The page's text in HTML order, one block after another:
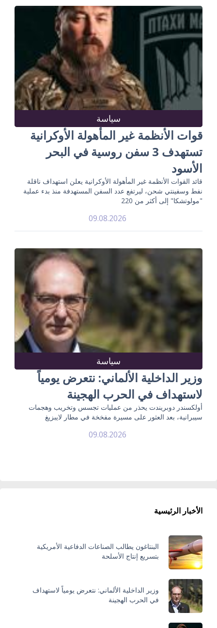
سياسة
قوات الأنظمة غير المأهولة الأوكرانية
تستهدف 3 سفن روسية في البحر
الأسود
قائد القوات الأنظمة غير المأهولة الأوكرانية يعلن استهداف ناقلة
نفط وسفينتي شحن، ليرتفع عدد السفن المستهدفة منذ بدء عملية
"مولوتشكا" إلى أكثر من 220
09.08.2026
سياسة
وزير الداخلية الألماني: نتعرض يومياً
لاستهداف في الحرب الهجينة
أولكسندر دوبريندت يحذر من عمليات تجسس وتخريب وهجمات
سيبرانية، بعد العثور على مسيرة مفخخة في مطار لايبزيغ
09.08.2026
الأخبار الرئيسية
البنتاغون يطالب الصناعات الدفاعية الأمريكية
بتسريع إنتاج الأسلحة
وزير الداخلية الألماني: نتعرض يومياً لاستهداف
في الحرب الهجينة